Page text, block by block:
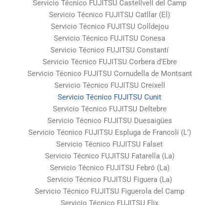
Servicio Técnico FUJITSU Castellvell del Camp
Servicio Técnico FUJITSU Catllar (El)
Servicio Técnico FUJITSU Colldejou
Servicio Técnico FUJITSU Conesa
Servicio Técnico FUJITSU Constantí
Servicio Técnico FUJITSU Corbera d’Ebre
Servicio Técnico FUJITSU Cornudella de Montsant
Servicio Técnico FUJITSU Creixell
Servicio Técnico FUJITSU Cunit
Servicio Técnico FUJITSU Deltebre
Servicio Técnico FUJITSU Duesaigües
Servicio Técnico FUJITSU Espluga de Francolí (L’)
Servicio Técnico FUJITSU Falset
Servicio Técnico FUJITSU Fatarella (La)
Servicio Técnico FUJITSU Febró (La)
Servicio Técnico FUJITSU Figuera (La)
Servicio Técnico FUJITSU Figuerola del Camp
Servicio Técnico FUJITSU Flix